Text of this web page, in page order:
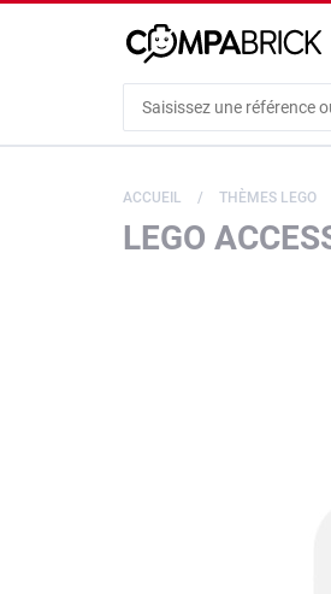
ACCUEIL THÈMES LEGO
LEGO